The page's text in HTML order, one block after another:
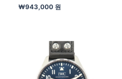
₩943,000 원